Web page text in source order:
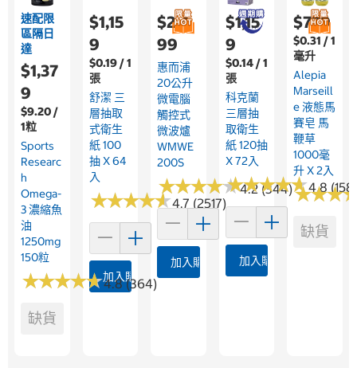
速配限
區隔日
達
$1,37
9
$9.20 /
1粒
Sports
Researc
H
Omega-
3 濃縮魚
油
1250mg
150粒
★★★★★
★★★★★4.8 (364)
缺貨
$1,15
9
$0.19 / 1
張
舒潔 三
層抽取
式衛生
紙 100
抽 X 64
入
★★★★★
★★★★★4.7 (2517)
加入購物車
$2,4
99
惠而浦
20公升
微電腦
觸控式
微波爐
WMWE
200S
★★★★★
★★★★★4.2 (344)
加入購物車
$1,15
9
$0.14 / 1
張
科克蘭
三層抽
取衛生
紙 120抽
X 72入
★★★★★
★★★★★4.8
加入購物車
$779
$0.31 / 1
毫升
Alepia
Marseill
E 液態馬
賽皂 馬
鞭草
1000毫
升 X 2入
★★★
★★★
缺貨